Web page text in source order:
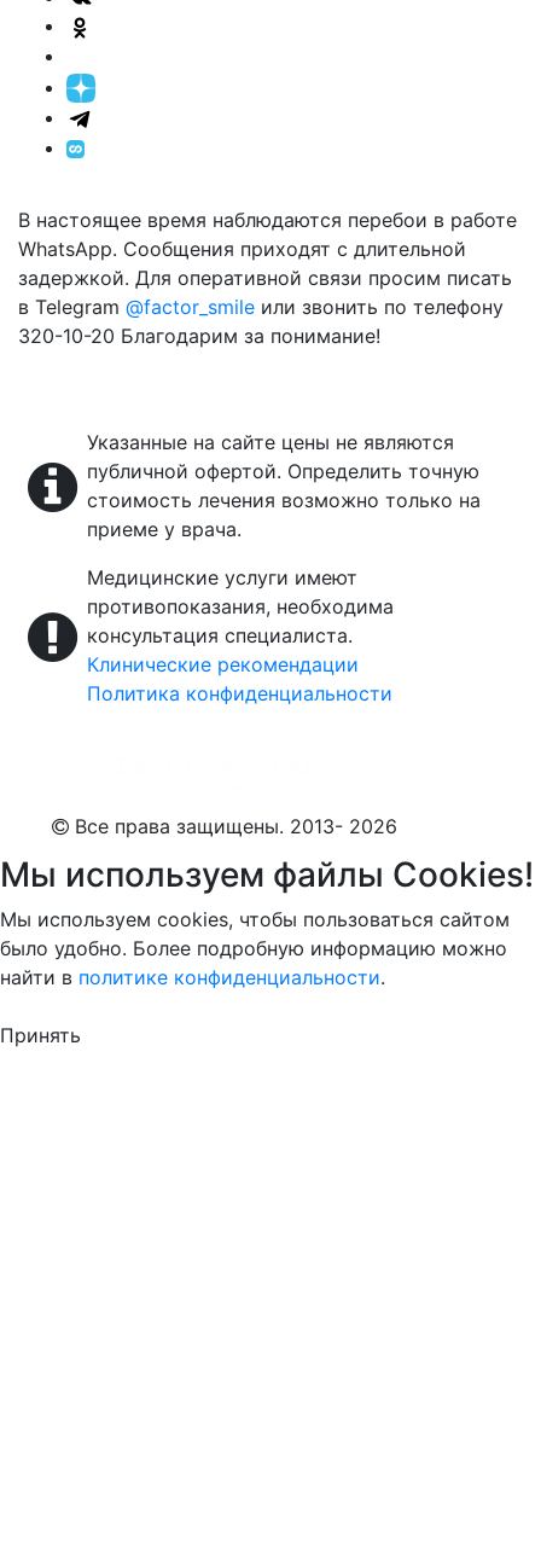
В настоящее время наблюдаются перебои в работе
WhatsApp. Сообщения приходят с длительной
задержкой. Для оперативной связи просим писать
в Telegram @factor_smile или звонить по телефону
320-10-20 Благодарим за понимание!
Указанные на сайте цены не являются
публичной офертой. Определить точную
стоимость лечения возможно только на
приеме у врача.
Медицинские услуги имеют
противопоказания, необходима
консультация специалиста.
Клинические рекомендации
Политика конфиденциальности
Все права защищены. 2013- 2026
Мы используем файлы Cookies!
Мы используем cookies, чтобы пользоваться сайтом
было удобно. Более подробную информацию можно
найти в политике конфиденциальности.
Принять